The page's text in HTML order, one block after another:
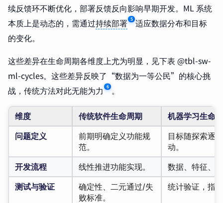
续反馈环不断优化，部署反馈反向影响早期开发。ML 系统
本质上是动态的，需通过持续部署 5 适应数据分布和目标
的变化。
这些差异在生命周期各维度上尤为明显，见下表 @tbl-sw-
ml-cycles。这些差异反映了“数据为一等公民”的核心挑
战，传统方法对此无能为力
6 。
维度 传统软件生命周期
机器学习生命
问题定义
前期明确定义功能规
范。
目标随探索逐
动。
开发流程
线性推进功能实现。
数据、特征、
测试与验证
确定性、二元通过/失
败标准。
统计验证，指